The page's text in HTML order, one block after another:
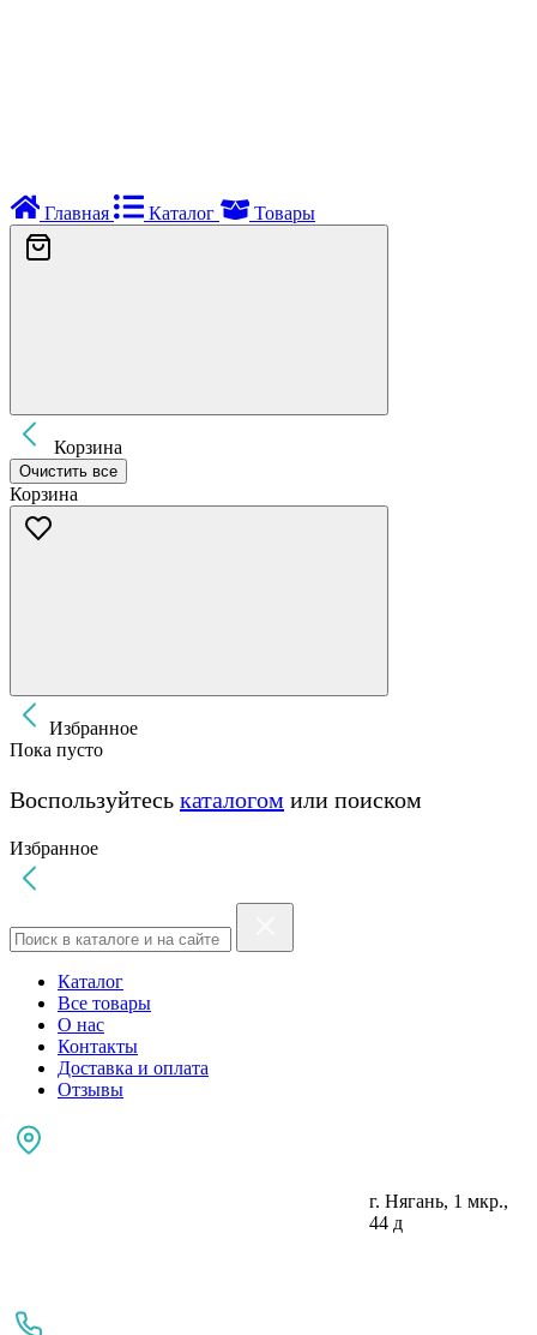
Главная Каталог Товары
Корзина
Очистить все
Корзина
Избранное
Пока пусто
Воспользуйтесь каталогом или поиском
Избранное
Каталог
Все товары
О нас
Контакты
Доставка и оплата
Отзывы
г. Нягань, 1 мкр.,
44 д